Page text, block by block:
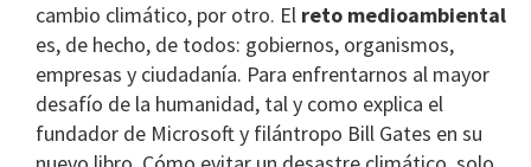
cambio climático, por otro. El reto medioambiental
es, de hecho, de todos: gobiernos, organismos,
empresas y ciudadanía. Para enfrentarnos al mayor
desafío de la humanidad, tal y como explica el
fundador de Microsoft y filántropo Bill Gates en su